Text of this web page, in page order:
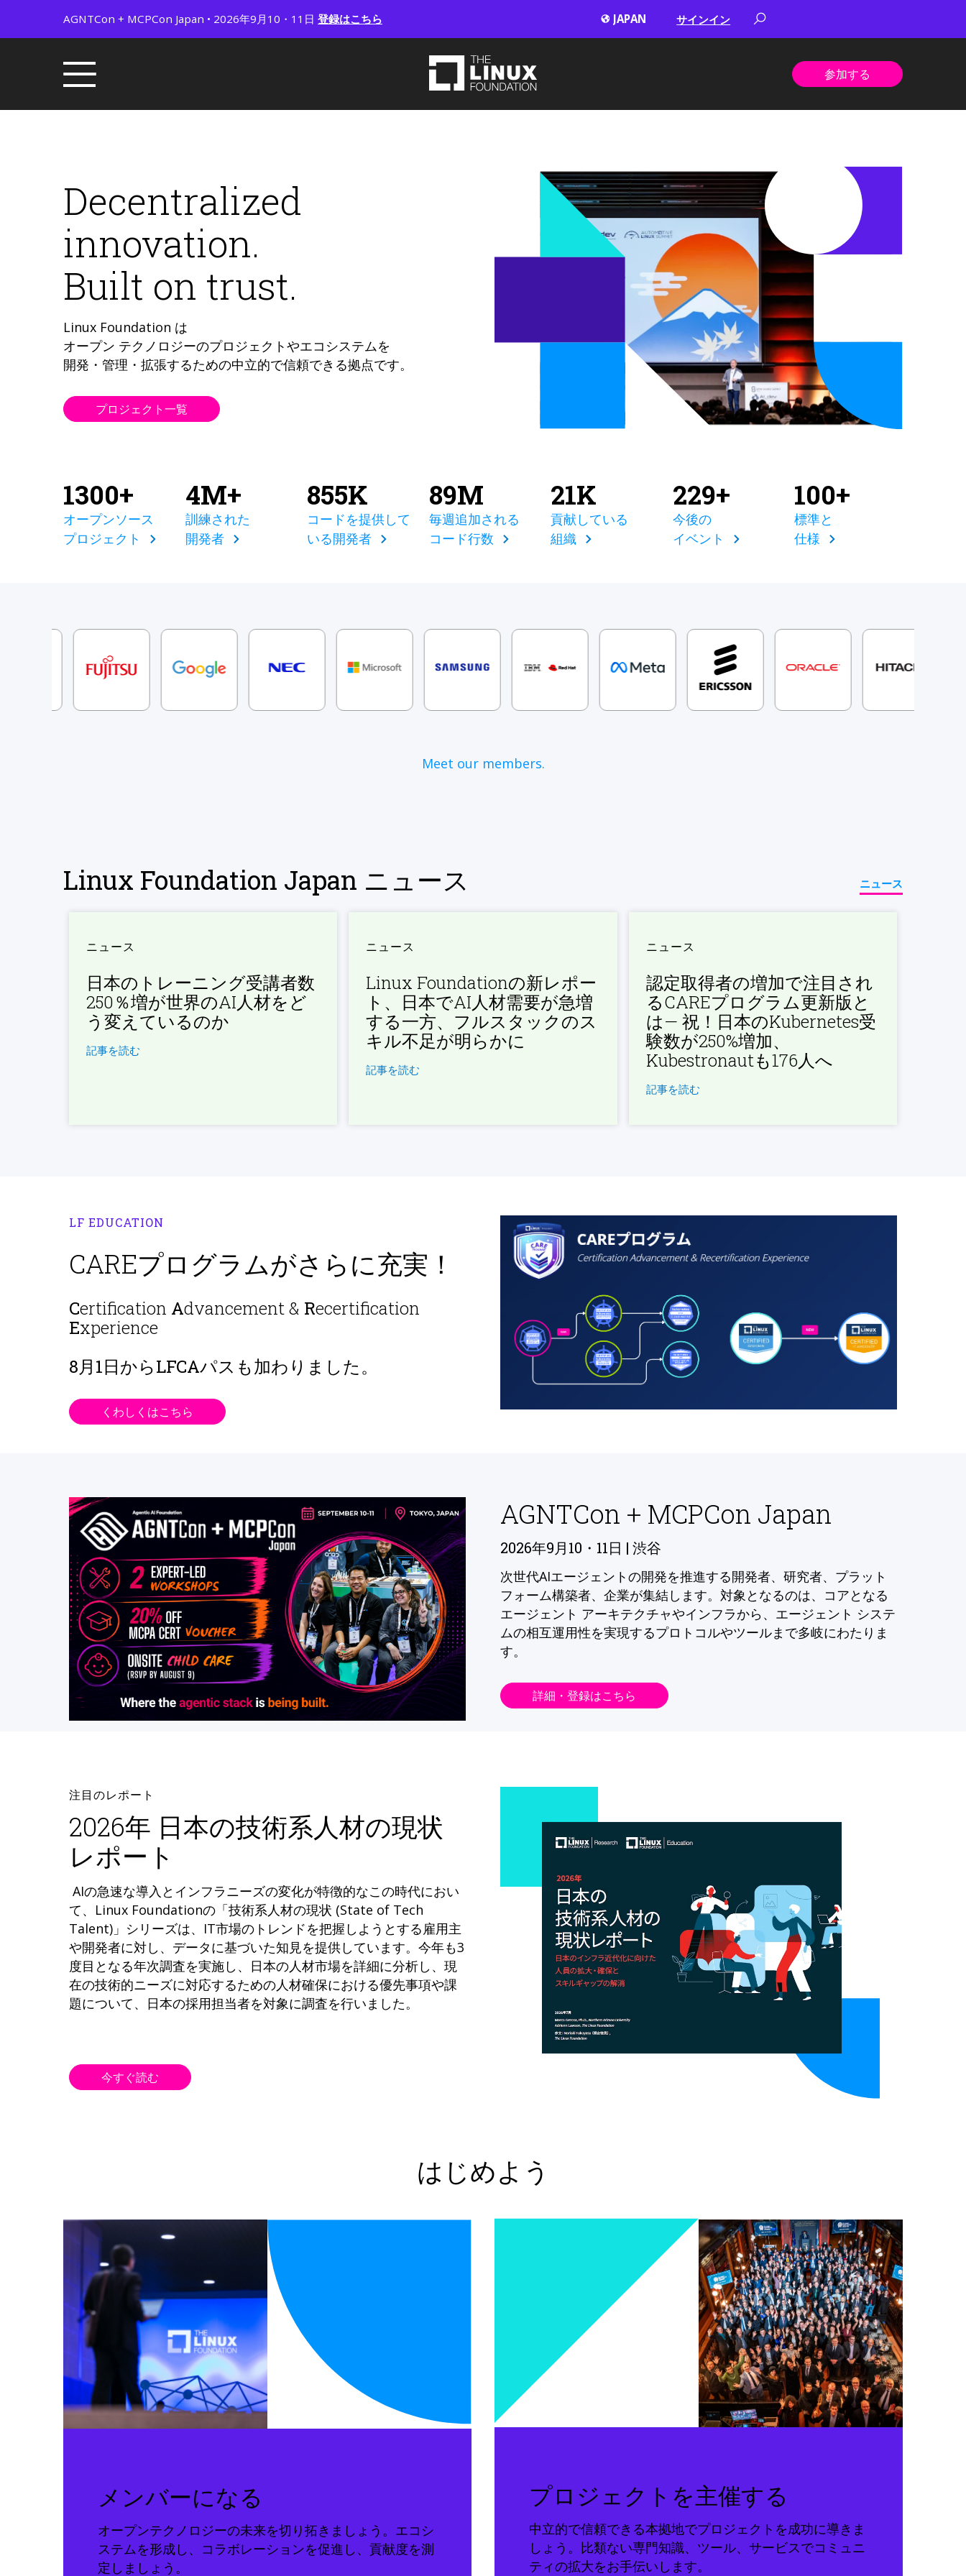
AGNTCon + MCPCon Japan • 2026年9月10・11日 登録はこちら サインイン
参加する
Decentralized
innovation.
Built on trust.
Linux Foundation は
オープン テクノロジーのプロジェクトやエコシステムを
開発・管理・拡張するための中立的で信頼できる拠点です。
プロジェクト一覧
1300+
オープンソース
プロジェクト
4M+
訓練された
開発者
855K
コードを提供して
いる開発者
89M
毎週追加される
コード行数
21K
貢献している
組織
229+
今後の
イベント
100+
標準と
仕様
Meet our members.
Linux Foundation Japan ニュース ニュース
ニュース
日本のトレーニング受講者数
250％増が世界のAI人材をど
う変えているのか
記事を読む
ニュース
Linux Foundationの新レポー
ト、日本でAI人材需要が急増
する一方、フルスタックのス
キル不足が明らかに
記事を読む
ニュース
認定取得者の増加で注目され
るCAREプログラム更新版と
は— 祝！日本のKubernetes受
験数が250%増加、
Kubestronautも176人へ
記事を読む
LF EDUCATION
CAREプログラムがさらに充実！
Certification Advancement & Recertification
Experience
8月1日からLFCAパスも加わりました。
くわしくはこちら
AGNTCon + MCPCon Japan
2026年9月10・11日 | 渋谷
次世代AIエージェントの開発を推進する開発者、研究者、プラット
フォーム構築者、企業が集結します。対象となるのは、コアとなる
エージェント アーキテクチャやインフラから、エージェント システ
ムの相互運用性を実現するプロトコルやツールまで多岐にわたりま
す。
詳細・登録はこちら
注目のレポート
2026年 日本の技術系人材の現状
レポート
AIの急速な導入とインフラニーズの変化が特徴的なこの時代におい
て、Linux Foundationの「技術系人材の現状 (State of Tech
Talent)」シリーズは、IT市場のトレンドを把握しようとする雇用主
や開発者に対し、データに基づいた知見を提供しています。今年も3
度目となる年次調査を実施し、日本の人材市場を詳細に分析し、現
在の技術的ニーズに対応するための人材確保における優先事項や課
題について、日本の採用担当者を対象に調査を行いました。
今すぐ読む
はじめよう
メンバーになる
オープンテクノロジーの未来を切り拓きましょう。エコシ
ステムを形成し、コラボレーションを促進し、貢献度を測
定しましょう。
プロジェクトを主催する
中立的で信頼できる本拠地でプロジェクトを成功に導きま
しょう。比類ない専門知識、ツール、サービスでコミュニ
ティの拡大をお手伝いします。